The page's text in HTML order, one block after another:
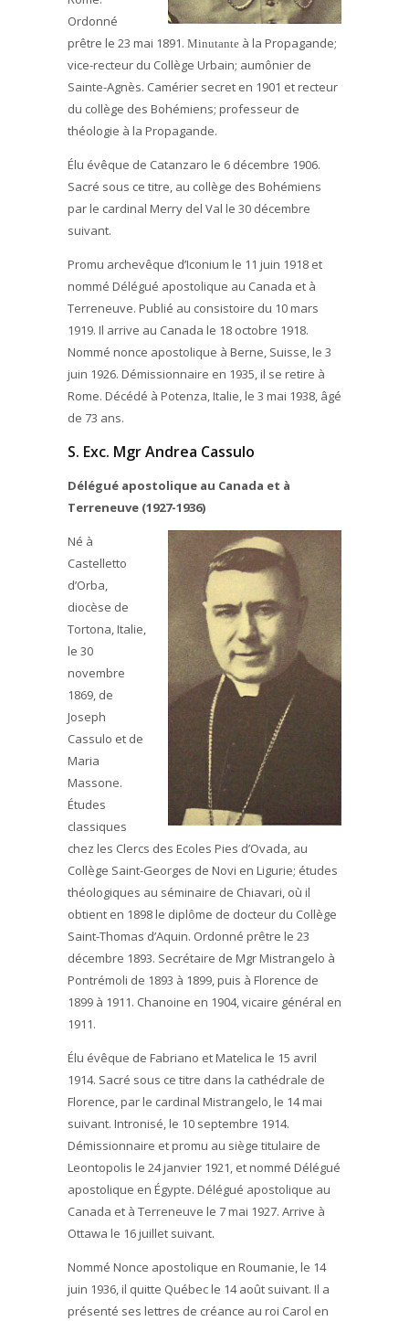
Ordonné
prêtre le 23 mai 1891. Minutante à la Propagande;
vice-recteur du Collège Urbain; aumônier de
Sainte-Agnès. Camérier secret en 1901 et recteur
du collège des Bohémiens; professeur de
théologie à la Propagande.
Élu évêque de Catanzaro le 6 décembre 1906.
Sacré sous ce titre, au collège des Bohémiens
par le cardinal Merry del Val le 30 décembre
suivant.
Promu archevêque d’Iconium le 11 juin 1918 et
nommé Délégué apostolique au Canada et à
Terreneuve. Publié au consistoire du 10 mars
1919. Il arrive au Canada le 18 octobre 1918.
Nommé nonce apostolique à Berne, Suisse, le 3
juin 1926. Démissionnaire en 1935, il se retire à
Rome. Décédé à Potenza, Italie, le 3 mai 1938, âgé
de 73 ans.
S. Exc. Mgr Andrea Cassulo
Délégué apostolique au Canada et à
Terreneuve (1927-1936)
Né à
Castelletto
d’Orba,
diocèse de
Tortona, Italie,
le 30
novembre
1869, de
Joseph
Cassulo et de
Maria
Massone.
Études
classiques
chez les Clercs des Ecoles Pies d’Ovada, au
Collège Saint-Georges de Novi en Ligurie; études
théologiques au séminaire de Chiavari, où il
obtient en 1898 le diplôme de docteur du Collège
Saint-Thomas d’Aquin. Ordonné prêtre le 23
décembre 1893. Secrétaire de Mgr Mistrangelo à
Pontrémoli de 1893 à 1899, puis à Florence de
1899 à 1911. Chanoine en 1904, vicaire général en
1911.
Élu évêque de Fabriano et Matelica le 15 avril
1914. Sacré sous ce titre dans la cathédrale de
Florence, par le cardinal Mistrangelo, le 14 mai
suivant. Intronisé, le 10 septembre 1914.
Démissionnaire et promu au siège titulaire de
Leontopolis le 24 janvier 1921, et nommé Délégué
apostolique en Égypte. Délégué apostolique au
Canada et à Terreneuve le 7 mai 1927. Arrive à
Ottawa le 16 juillet suivant.
Nommé Nonce apostolique en Roumanie, le 14
juin 1936, il quitte Québec le 14 août suivant. Il a
présenté ses lettres de créance au roi Carol en